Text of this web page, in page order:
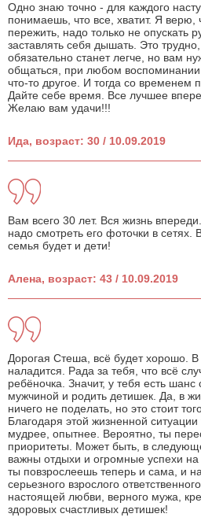
Одно знаю точно - для каждого
понимаешь, что все, хватит. Я верю,
пережить, надо только не опускать
заставлять себя дышать. Это
обязательно станет легче, но вам
общаться, при любом
что-то другое. И тогда со временем
Дайте себе время. Все лучшее
Желаю вам удачи!!!
Ида, возраст: 30 / 10.09.2019
Вам всего 30 лет. Вся жизнь
надо смотреть его фоточки в сетях.
семья будет и дети!
Алена, возраст: 43 / 10.09.2019
Дорогая Стеша, всё будет хорошо. В
наладится. Рада за тебя, что всё
ребёночка. Значит, у тебя есть
мужчиной и родить детишек. Да, в
ничего не поделать, но это стоит
Благодаря этой жизненной
мудрее, опытнее. Вероятно, ты
приоритеты. Может быть, в
важны отдыхи и огромные успехи
ты повзрослеешь теперь и сама, и
серьезного взрослого
настоящей любви, верного мужа,
здоровых счастливых детишек!